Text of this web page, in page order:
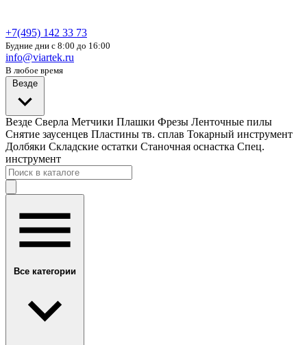
+7(495) 142 33 73
Будние дни с 8:00 до 16:00
info@viartek.ru
В любое время
Везде
Везде Сверла Метчики Плашки Фрезы Ленточные пилы
Снятие заусенцев Пластины тв. сплав Токарный инструмент
Долбяки Складские остатки Станочная оснастка Спец.
инструмент
Все категории